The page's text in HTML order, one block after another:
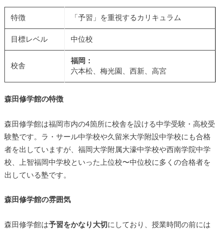
特徴 「予習」を重視するカリキュラム
目標レベル 中位校
校舎
福岡：
六本松、梅光園、西新、高宮
森田修学館の特徴
森田修学館は福岡市内の4箇所に校舎を設ける中学受験・高校受
験塾です。ラ・サール中学校や久留米大学附設中学校にも合格
者を出していますが、福岡大学附属大濠中学校や西南学院中学
校、上智福岡中学校といった上位校〜中位校に多くの合格者を
出している塾です。
森田修学館の雰囲気
森田修学館は予習をかなり大切 にしており、授業時間の前には